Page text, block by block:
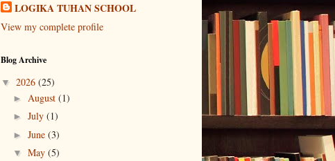
LOGIKA TUHAN SCHOOL
View my complete profile
Blog Archive
▼ 2026 (25)
► August (1)
► July (1)
► June (3)
▼ May (5)